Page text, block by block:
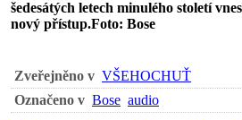
šedesátých letech minulého století
nový přístup.Foto: Bose
Zveřejněno v VŠEHOCHUŤ
Označeno v Bose audio